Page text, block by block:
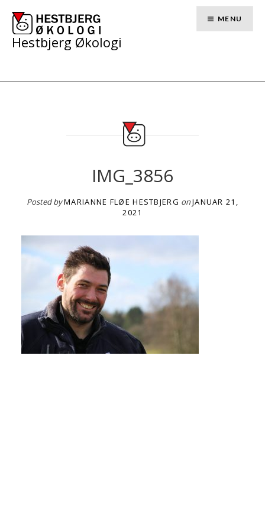
content
Hestbjerg Økologi
MENU
IMG_3856
Posted byMARIANNE FLØE HESTBJERG onJANUAR 21,
2021